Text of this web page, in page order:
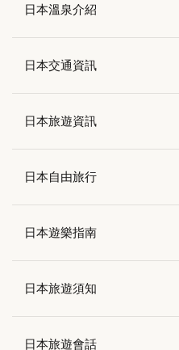
日本溫泉介紹
日本交通資訊
日本旅遊資訊
日本自由旅行
日本遊樂指南
日本旅遊須知
日本旅遊會話